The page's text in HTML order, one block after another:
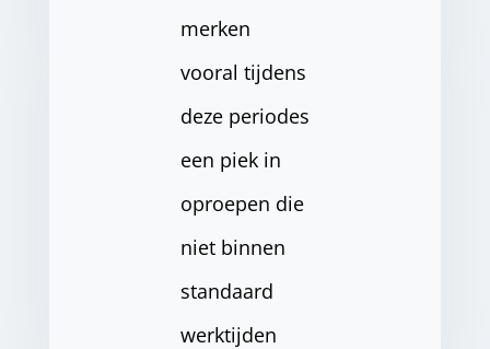
merken
vooral tijdens
deze periodes
een piek in
oproepen die
niet binnen
standaard
werktijden